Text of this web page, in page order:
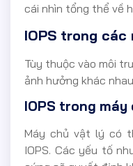
cái nhìn tổng thể về
IOPS trong
Tùy thuộc vào môi
ảnh hưởng khác
IOPS trong máy
Máy chủ vật lý có
IOPS. Các yếu tố